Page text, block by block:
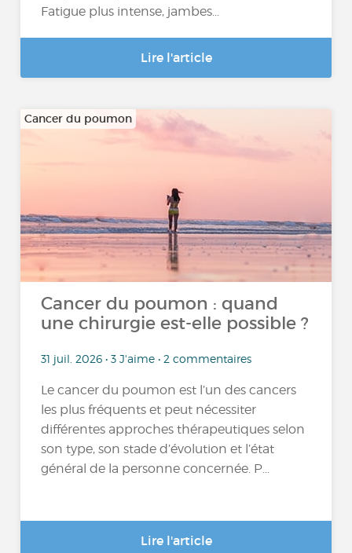
Fatigue plus intense, jambes...
Lire l'article
Cancer du poumon
Cancer du poumon : quand
une chirurgie est-elle possible ?
31 juil. 2026 • 3 J'aime • 2 commentaires
Le cancer du poumon est l’un des cancers
les plus fréquents et peut nécessiter
différentes approches thérapeutiques selon
son type, son stade d’évolution et l’état
général de la personne concernée. P...
Lire l'article